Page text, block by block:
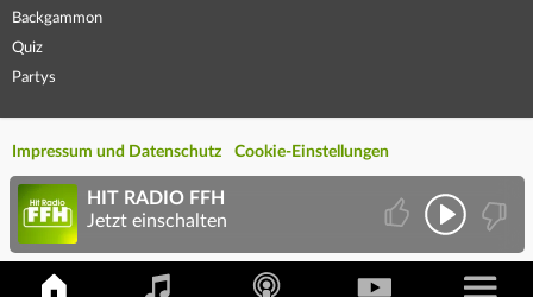
Backgammon
Quiz
Partys
Impressum und Datenschutz Cookie-Einstellungen
HIT RADIO FFH
Jetzt einschalten